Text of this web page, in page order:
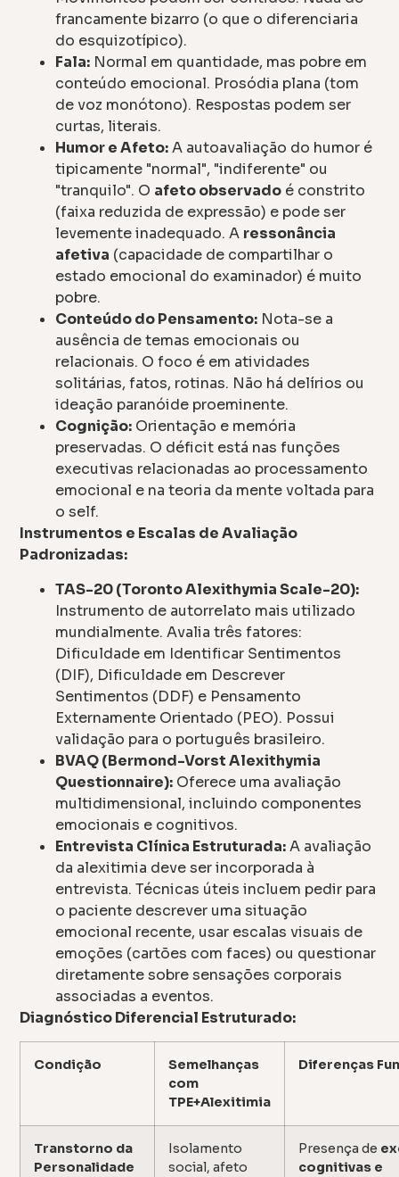
francamente bizarro (o que o diferenciaria
do esquizotípico).
Fala: Normal em quantidade, mas pobre em
conteúdo emocional. Prosódia plana (tom
de voz monótono). Respostas podem ser
curtas, literais.
Humor e Afeto:A autoavaliação do humor é
tipicamente "normal", "indiferente" ou
"tranquilo". O afeto observado é constrito
(faixa reduzida de expressão) e pode ser
levemente inadequado. A ressonância
afetiva (capacidade de compartilhar o
estado emocional do examinador) é muito
pobre.
Conteúdo do Pensamento: Nota-se a
ausência de temas emocionais ou
relacionais. O foco é em atividades
solitárias, fatos, rotinas. Não há delírios ou
ideação paranóide proeminente.
Cognição: Orientação e memória
preservadas. O déficit está nas funções
executivas relacionadas ao processamento
emocional e na teoria da mente voltada para
o self.
Instrumentos e Escalas de Avaliação
Padronizadas:
TAS-20 (Toronto Alexithymia Scale-20):
Instrumento de autorrelato mais utilizado
mundialmente. Avalia três fatores:
Dificuldade em Identificar Sentimentos
(DIF), Dificuldade em Descrever
Sentimentos (DDF) e Pensamento
Externamente Orientado (PEO). Possui
validação para o português brasileiro.
BVAQ (Bermond-Vorst Alexithymia
Questionnaire): Oferece uma avaliação
multidimensional, incluindo componentes
emocionais e cognitivos.
Entrevista Clínica Estruturada:A avaliação
da alexitimia deve ser incorporada à
entrevista. Técnicas úteis incluem pedir para
o paciente descrever uma situação
emocional recente, usar escalas visuais de
emoções (cartões com faces) ou questionar
diretamente sobre sensações corporais
associadas a eventos.
Diagnóstico Diferencial Estruturado:
Condição
Semelhanças
com
TPE+Alexitimia
Diferenças
Transtorno da
Personalidade
Isolamento
social, afeto
Presença de
cognitivas e